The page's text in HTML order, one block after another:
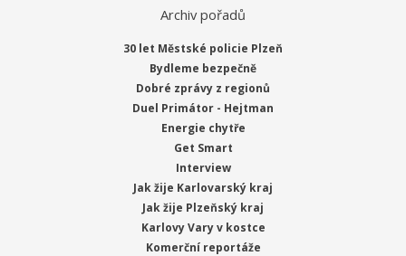
Archiv pořadů
30 let Městské policie Plzeň
Bydleme bezpečně
Dobré zprávy z regionů
Duel Primátor - Hejtman
Energie chytře
Get Smart
Interview
Jak žije Karlovarský kraj
Jak žije Plzeňský kraj
Karlovy Vary v kostce
Komerční reportáže